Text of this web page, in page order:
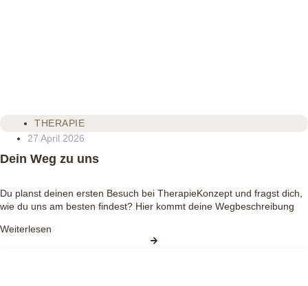
THERAPIE
27 April 2026
Dein Weg zu uns
Du planst deinen ersten Besuch bei TherapieKonzept und fragst dich,
wie du uns am besten findest? Hier kommt deine Wegbeschreibung
Weiterlesen